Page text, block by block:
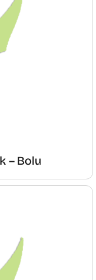
– Bolu